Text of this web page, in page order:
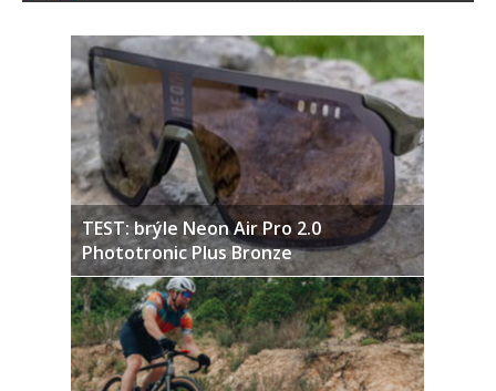
TEST: brýle Neon Air Pro 2.0
Phototronic Plus Bronze